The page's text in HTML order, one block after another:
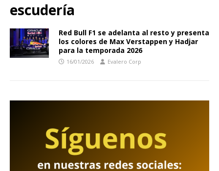
escudería
Red Bull F1 se adelanta al resto y presenta
los colores de Max Verstappen y Hadjar
para la temporada 2026
16/01/2026 Evalero Corp